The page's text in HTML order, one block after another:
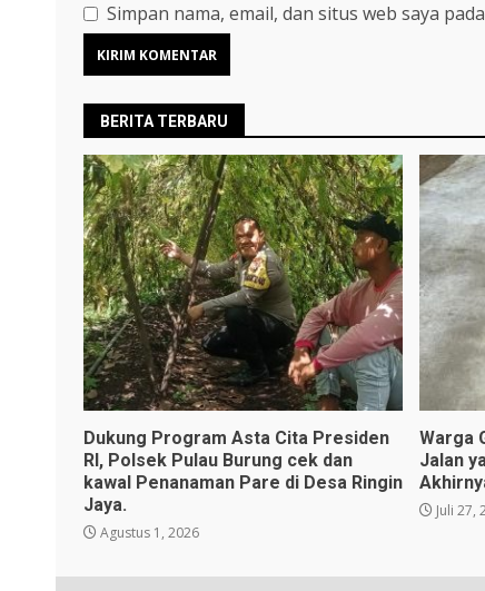
Simpan nama, email, dan situs web saya
BERITA TERBARU
Dukung Program Asta Cita Presiden
RI, Polsek Pulau Burung cek dan
kawal Penanaman Pare di Desa Ringin
Jaya.
Agustus 1, 2026
Warga
Jalan
Juli 27,